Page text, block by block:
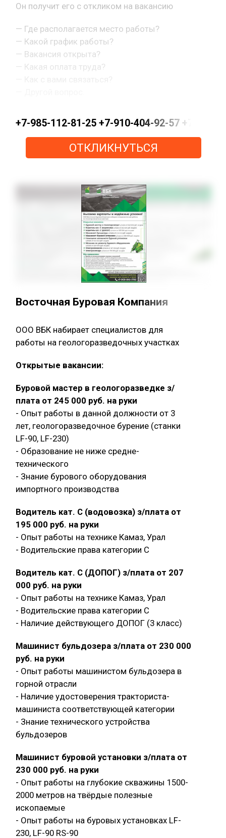
Он получит его с откликом на вакансию
— Где располагается место работы?
— Какой график работы?
— Вакансия открыта?
— Какая оплата труда?
+7-985-112-81-25 +7-910-404-92-57 +7-915-
ОТКЛИКНУТЬСЯ
Восточная Буровая Компания
ООО ВБК набирает специалистов для
работы на геологоразведочных участках
Открытые вакансии:
Буровой мастер в геологоразведке з/
плата от 245 000 руб. на руки
- Опыт работы в данной должности от 3
лет, геологоразведочное бурение (станки
LF-90, LF-230)
- Образование не ниже средне-
технического
- Знание бурового оборудования
импортного производства
Водитель кат. С (водовозка) з/плата от
195 000 руб. на руки
- Опыт работы на технике Камаз, Урал
- Водительские права категории C
Водитель кат. С (ДОПОГ) з/плата от 207
000 руб. на руки
- Опыт работы на технике Камаз, Урал
- Водительские права категории C
- Наличие действующего ДОПОГ (3 класс)
Машинист бульдозера з/плата от 230 000
руб. на руки
- Опыт работы машинистом бульдозера в
горной отрасли
- Наличие удостоверения тракториста-
машиниста соответствующей категории
- Знание технического устройства
бульдозеров
Машинист буровой установки з/плата от
230 000 руб. на руки
- Опыт работы на глубокие скважины 1500-
2000 метров на твёрдые полезные
ископаемые
- Опыт работы на буровых установках LF-
230, LF-90 RS-90